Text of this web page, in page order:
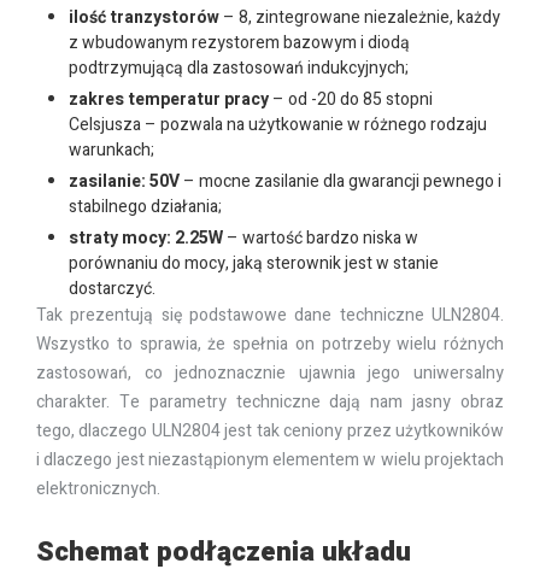
ilość tranzystorów– 8, zintegrowane niezależnie, każdy
z wbudowanym rezystorem bazowym i diodą
podtrzymującą dla zastosowań indukcyjnych;
zakres temperatur pracy– od -20 do 85 stopni
Celsjusza – pozwala na użytkowanie w różnego rodzaju
warunkach;
zasilanie: 50V– mocne zasilanie dla gwarancji pewnego i
stabilnego działania;
straty mocy: 2.25W– wartość bardzo niska w
porównaniu do mocy, jaką sterownik jest w stanie
dostarczyć.
Tak prezentują się podstawowe dane techniczne ULN2804.
Wszystko to sprawia, że spełnia on potrzeby wielu różnych
zastosowań, co jednoznacznie ujawnia jego uniwersalny
charakter. Te parametry techniczne dają nam jasny obraz
tego, dlaczego ULN2804 jest tak ceniony przez użytkowników
i dlaczego jest niezastąpionym elementem w wielu projektach
elektronicznych.
Schemat podłączenia układu